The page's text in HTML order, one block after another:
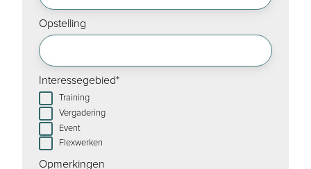
Opstelling
Interessegebied*
Training
Vergadering
Event
Flexwerken
Opmerkingen